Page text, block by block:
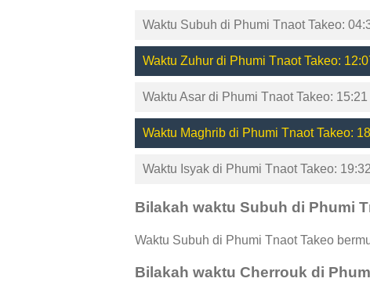
Waktu Subuh di Phumi Tnaot Takeo:
Waktu Zuhur di Phumi Tnaot Takeo:
Waktu Asar di Phumi Tnaot Takeo: 15:21
Waktu Maghrib di Phumi Tnaot Takeo:
Waktu Isyak di Phumi Tnaot Takeo: 19:32
Bilakah waktu Subuh di Phumi
Waktu Subuh di Phumi Tnaot Takeo
Bilakah waktu Cherrouk di